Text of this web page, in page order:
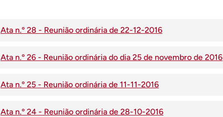
Ata n.º 28 - Reunião ordinária de 22-12-2016
Ata n.º 26 - Reunião ordinária do dia 25 de novembro de 2016
Ata n.º 25 - Reunião ordinária de 11-11-2016
Ata n.º 24 - Reunião ordinária de 28-10-2016